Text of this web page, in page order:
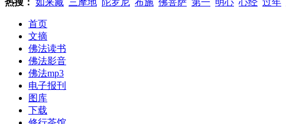
首页
文摘
佛法读书
佛法影音
佛法mp3
电子报刊
图库
下载